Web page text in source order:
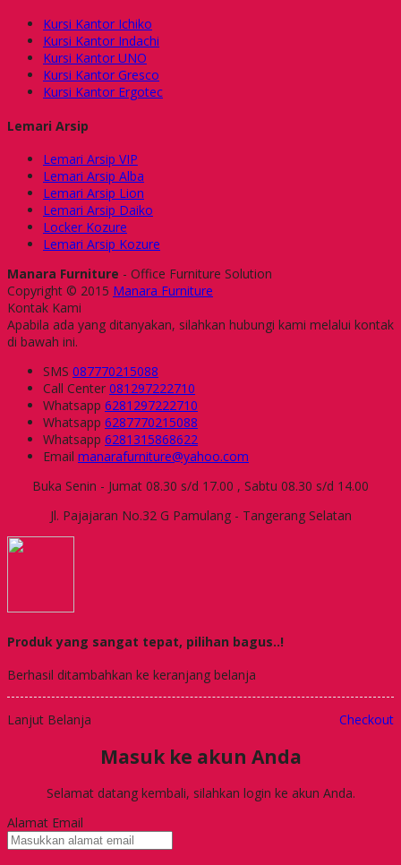
Kursi Kantor Ichiko
Kursi Kantor Indachi
Kursi Kantor UNO
Kursi Kantor Gresco
Kursi Kantor Ergotec
Lemari Arsip
Lemari Arsip VIP
Lemari Arsip Alba
Lemari Arsip Lion
Lemari Arsip Daiko
Locker Kozure
Lemari Arsip Kozure
Manara Furniture - Office Furniture Solution
Copyright © 2015 Manara Furniture
Kontak Kami
Apabila ada yang ditanyakan, silahkan hubungi kami melalui kontak
di bawah ini.
SMS 087770215088
Call Center 081297222710
Whatsapp 6281297222710
Whatsapp 6287770215088
Whatsapp 6281315868622
Email manarafurniture@yahoo.com
Buka Senin - Jumat 08.30 s/d 17.00 , Sabtu 08.30 s/d 14.00
Jl. Pajajaran No.32 G Pamulang - Tangerang Selatan
Produk yang sangat tepat, pilihan bagus..!
Berhasil ditambahkan ke keranjang belanja
Lanjut Belanja Checkout
Masuk ke akun Anda
Selamat datang kembali, silahkan login ke akun Anda.
Alamat Email